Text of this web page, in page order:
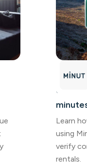
How
83% of
Learn
using
verify
rentals.